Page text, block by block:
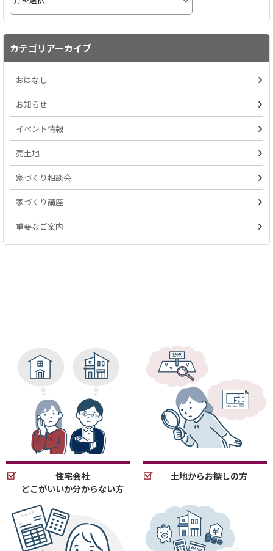
カテゴリアーカイブ
おはなし
お知らせ
イベント情報
売土地
家づくり相談会
家づくり講座
重要なご案内
住宅会社
どこがいいか分からない方
土地からお探しの方